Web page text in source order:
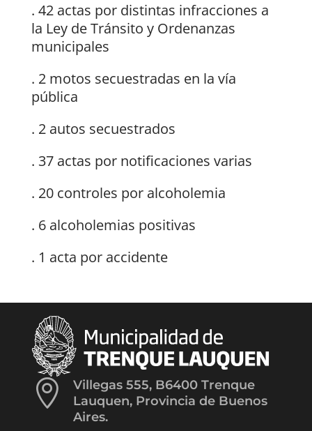
. 42 actas por distintas infracciones a
la Ley de Tránsito y Ordenanzas
municipales
. 2 motos secuestradas en la vía
pública
. 2 autos secuestrados
. 37 actas por notificaciones varias
. 20 controles por alcoholemia
. 6 alcoholemias positivas
. 1 acta por accidente

Villegas 555, B6400 Trenque
Lauquen, Provincia de Buenos
Aires.